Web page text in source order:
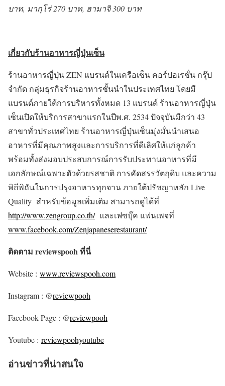
บาท, มากุโร่ 270 บาท, ฮามาจิ 300 บาท
เกี่ยวกับร้านอาหารญี่ปุ่นเซ็น
ร้านอาหารญี่ปุ่น ZEN แบรนด์ในเครือเซ็น คอร์ปอเรชั่น กรุ๊ป
จำกัด กลุ่มธุรกิจร้านอาหารชั้นนำในประเทศไทย โดยมี
แบรนด์ภายใต้การบริหารทั้งหมด 13 แบรนด์ ร้านอาหารญี่ปุ่น
เซ็นเปิดให้บริการสาขาแรกในปีพ.ศ. 2534 ปัจจุบันมีกว่า 43
สาขาทั่วประเทศไทย ร้านอาหารญี่ปุ่นเซ็นมุ่งมั่นนำเสนอ
อาหารที่มีคุณภาพสูงและการบริการที่ดีเลิศให้แก่ลูกค้า
พร้อมทั้งส่งมอบประสบการณ์การรับประทานอาหารที่มี
เอกลักษณ์เฉพาะตัวด้วยรสชาติ การคัดสรรวัตถุดิบ และความ
พิถีพิถันในการปรุงอาหารทุกจาน ภายใต้ปรัชญาหลัก Live
Quality สำหรับข้อมูลเพิ่มเติม สามารถดูได้ที่
http://www.zengroup.co.th/และเฟซบุ๊ค แฟนเพจที่
www.facebook.com/Zenjapaneserestaurant/
ติดตาม reviewspooh ที่นี่
Website : www.reviewspooh.com
Instagram : @reviewpooh
Facebook Page : @reviewpooh
Youtube : reviewpoohyoutube
อ่านข่าวที่น่าสนใจ